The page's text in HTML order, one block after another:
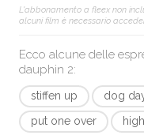
L'abbonamento a fleex non
alcuni film è necessario
Ecco alcune delle
dauphin 2:
stiffen up dog
put one over